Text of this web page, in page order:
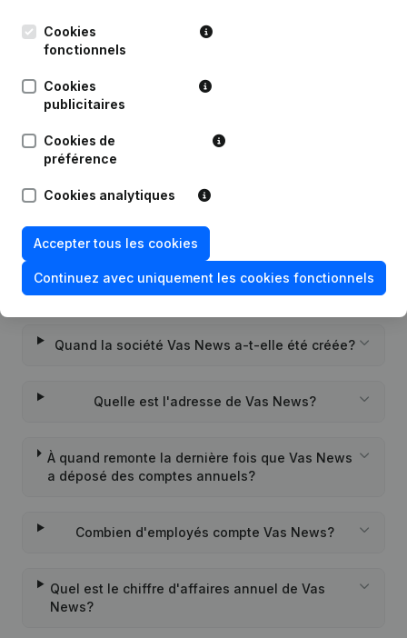
02-05-2018
Quel est le numéro d'entreprise de Vas News?
Quel est l'identifiant PEPPOL de Vas News?
Quand la société Vas News a-t-elle été créée?
Quelle est l'adresse de Vas News?
À quand remonte la dernière fois que Vas News
a déposé des comptes annuels?
Combien d'employés compte Vas News?
Quel est le chiffre d'affaires annuel de Vas
News?
Cookies
fonctionnels
Cookies
publicitaires
Cookies de
préférence
Cookies analytiques
Accepter tous les cookies
Continuez avec uniquement les cookies fonctionnels